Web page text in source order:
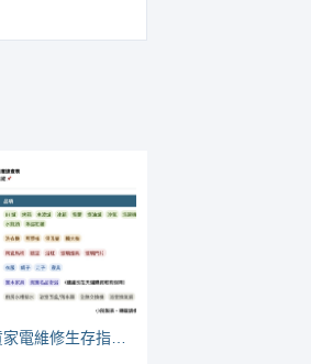
水貨家電維修生存指南：看哪些家電較常壞